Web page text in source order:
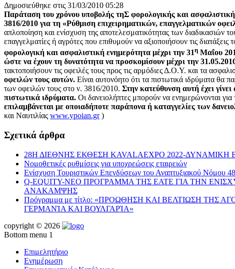
Δημοσιεύθηκε στις 31/03/2010 05:28
Παράταση του χρόνου υποβολής τηΣ φορολογικής και ασφαλιστικής
3816/2010 για τη «Ρύθμιση επιχειρηματικών, επαγγελματικών
απλοποίηση και ενίσχυση της αποτελεσματικότητας των διαδικασιών
επαγγελματίες ή αγρότες που επιθυμούν να αξιοποιήσουν τις
φορολογική και ασφαλιστική ενημερότητα μέχρι την 31η Μαΐου
ώστε να έχουν τη δυνατότητα να προσκομίσουν μέχρι την
τακτοποιήσουν τις οφειλές τους προς τις αρμόδιες Δ.Ο.Υ. και τα
οφειλών τους αυτών. Είναι αυτονόητο ότι τα πιστωτικά ιδρύματα θα
των οφειλών τους στο ν. 3816/2010. Στην κατεύθυνση αυτή έχει
πιστωτικά ιδρύματα. Οι δανειολήπτες μπορούν να ενημερώνονται
επιλαμβάνεται με οποιαδήποτε παράπονα ή καταγγελίες των
και Ναυτιλίας www.ypoian.gr)
Σχετικά άρθρα
28Η ΔΙΕΘΝΗΣ ΕΚΘΕΣΗ KAVALAEXPO 2022-
Νομοθετικές ρυθμίσεις για υποχρεώσεις εταιρειών
Ενίσχυση Τουριστικών Επενδύσεων του Αναπτυξιακού Νόμου
Q-EQUITY-ΝΕΟ ΠΡΟΓΡΑΜΜΑ ΤΗΣ ΕΑΤΕ ΓΙΑ ΤΗΝ
ΑΝΑΚΑΜΨΗΣ
Πρόγραμμα με τίτλο: «ΠΡΟΩΘΗΣΗ ΚΑΙ ΒΕΛΤΙΩΣΗ ΤΗΣ
ΓΕΡΜΑΝΊΑ ΚΑΙ ΒΟΥΛΓΑΡΊΑ»
copyright © 2026
Bottom menu 1
Επιμελητήριο
Ενημέρωση